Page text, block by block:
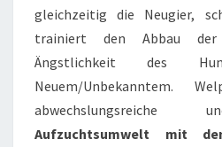
gleichzeitig die Neugier,
trainiert den Abbau der
Ängstlichkeit des
Neuem/Unbekanntem.
abwechslungsreiche
Aufzuchtsumwelt mit